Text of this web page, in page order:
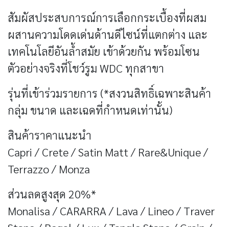
สัมผัสประสบการณ์การเลือกกระเบื้องที่ผสม
ผสานความโดดเด่นด้านดีไซน์ที่แตกต่าง และ
เทคโนโลยีอันล้ำสมัย เข้าด้วยกัน พร้อมโซน
ตัวอย่างจริงที่โชว์รูม WDC ทุกสาขา
รุ่นที่เข้าร่วมรายการ (*สงวนสิทธิ์เฉพาะสินค้า
กลุ่ม ขนาด และเฉดที่กำหนดเท่านั้น)
สินค้าราคาแนะนำ
Capri / Crete / Satin Matt / Rare&Unique /
Terrazzo / Monza
ส่วนลดสูงสุด 20%*
Monalisa / CARARRA / Lava / Lineo / Traver